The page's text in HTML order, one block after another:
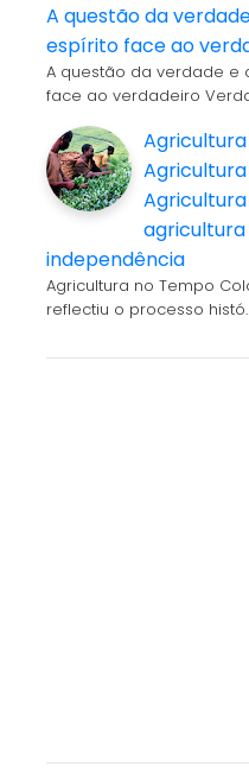
A questão da
espírito face ao
A questão da verdade e
face ao verdadeiro
independência
Agricultura no Tempo
reflectiu o processo